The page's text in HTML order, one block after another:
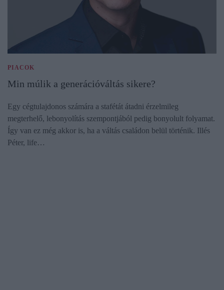
PIACOK
Min múlik a generációváltás sikere?
Egy cégtulajdonos számára a stafétát átadni érzelmileg
megterhelő, lebonyolítás szempontjából pedig bonyolult folyamat.
Így van ez még akkor is, ha a váltás családon belül történik. Illés
Péter, life…